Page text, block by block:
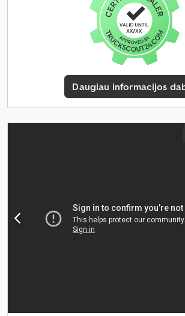
Daugiau informacijos